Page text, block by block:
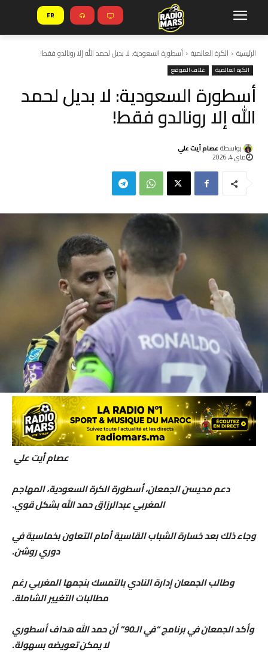
FR
الرئيسية الكرة العالمية أسطورة السعودية: لا بديل لحمد الله إلا رونالدو فقط!
الكرة العالمية غلاف الموقع
أسطورة السعودية: لا بديل لحمد
الله إلا رونالدو فقط!
بواسطة عصام أيت علي
ماي 4, 2026
عصام أيت علي
دعم محيسن الجمعان، أسطورة الكرة السعودية، المهاجم
المغربي عبدالرزاق حمد الله بشكل قوي.
وجاء ذلك بعد خسارة الشباب القاسية أمام التعاون بخماسية في
دوري روشن.
وطالب الجمعان إدارة النادي بالتمسك بنجمها المغربي رغم
مطالبات التغيير الشاملة.
وأكد الجمعان في برنامج “في الـ90” أن حمد الله هداف أسطوري
لا يمكن تعويضه بسهولة.